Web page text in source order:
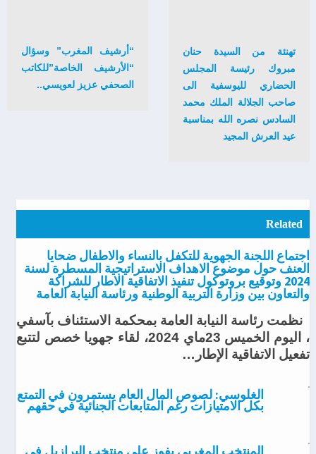
“أرشيف المغرب” وسؤال
“الأرشيف الخاصة”للكاتب
الصحفي عزيز لعويسي..
تهنئة من السيدة حنان
مبروك رئيسة المجلس
الحضاري لليوسفية الى
صاحب الجلالة الملك محمد
السادس نصره الله بمناسبة
عيد العرش المجيد
Related
اجتماع اللجنة الجهوية للتكفل بالنساء والاطفال ضحايا
العنف حول موضوع الاهداف الاستراتيجية المسطرة لسنة
2024 وتوقيع بروتوكول تنفيذ الاتفاقية الاطار للشراكة
والتعاون بين وزارة التربية الوطنية ورئاسة النيابة العامة
نظمت رئاسة النيابة العامة بمحكمة الاستئناف بآسفي
، اليوم الخميس 23ماي 2024، لقاء جهويا خصص لتتبع
تفعيل الاتفاقية الإطار…
الغلوسي: لصوص المال العام يستمرون في التمتع
بكل الامتيازات رغم المتابعات الجنائية في حقهم